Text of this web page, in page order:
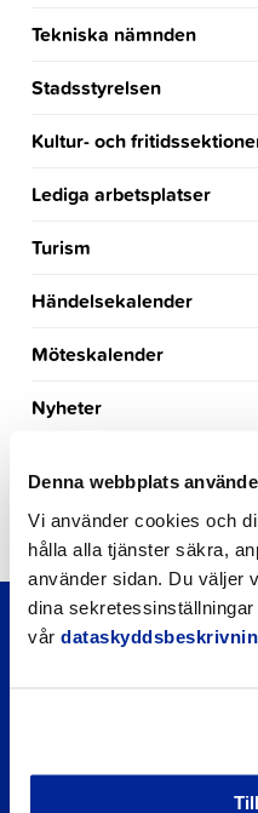
Denna webbplats
Vi använder cookies och
hålla alla tjänster säkra,
använder sidan. Du väljer
dina
vår
Tekniska nämnden
Stadsstyrelsen
Kultur- och
Lediga arbetsplatser
Turism
Händelsekalender
Möteskalender
Nyheter
Okategoriserade